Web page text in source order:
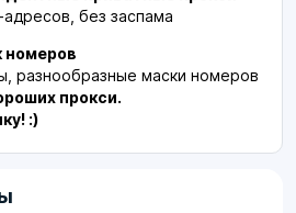
без заспама
номеров
разнообразные маски номеров
прокси.
:)